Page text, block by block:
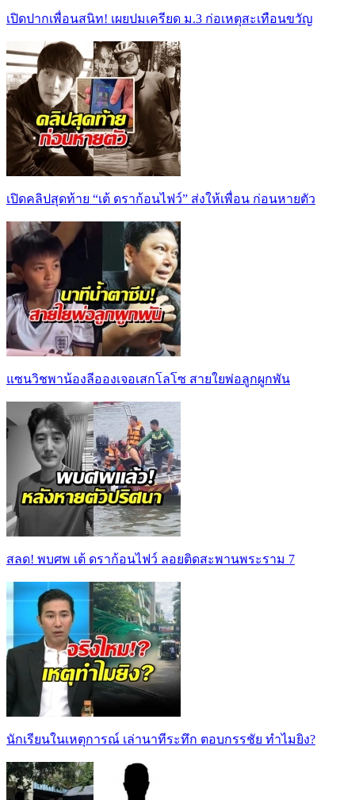
เปิดปากเพื่อนสนิท! เผยปมเครียด ม.3 ก่อเหตุสะเทือนขวัญ
เปิดคลิปสุดท้าย “เต้ ดราก้อนไฟว์” ส่งให้เพื่อน ก่อนหายตัว
แซนวิชพาน้องลีอองเจอเสกโลโซ สายใยพ่อลูกผูกพัน
สลด! พบศพ เต้ ดราก้อนไฟว์ ลอยติดสะพานพระราม 7
นักเรียนในเหตุการณ์ เล่านาทีระทึก ตอบกรรชัย ทำไมยิง?